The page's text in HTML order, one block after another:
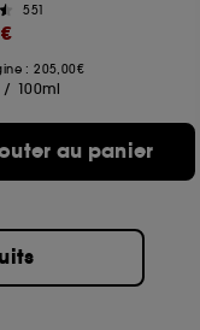
551
: 205,00€
/ 100ml
au panier